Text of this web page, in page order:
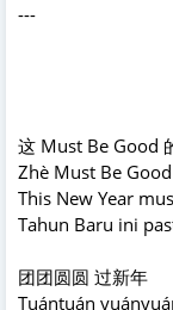
---
这 Must Be Good
Zhè Must Be
This New Year
Tahun Baru ini
团团圆圆 过新年
Tuántuán